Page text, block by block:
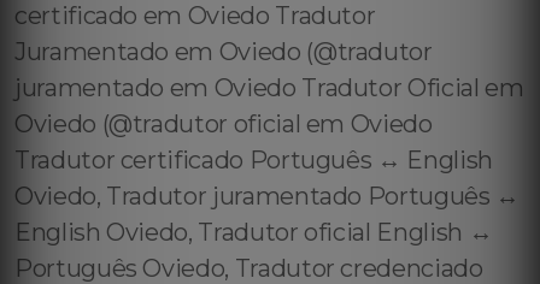
certificado em Oviedo Tradutor
Juramentado em Oviedo (@tradutor
juramentado em Oviedo Tradutor Oficial em
Oviedo (@tradutor oficial em Oviedo
Tradutor certificado Português ↔️ English
Oviedo, Tradutor juramentado Português ↔️
English Oviedo, Tradutor oficial English ↔️
Português Oviedo, Tradutor credenciado